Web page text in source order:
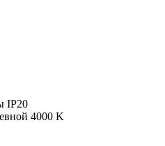
IP20
4000 K